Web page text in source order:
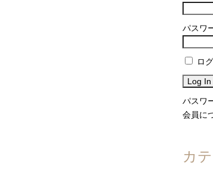
パスワ
ロ
パスワ
会員に
カ